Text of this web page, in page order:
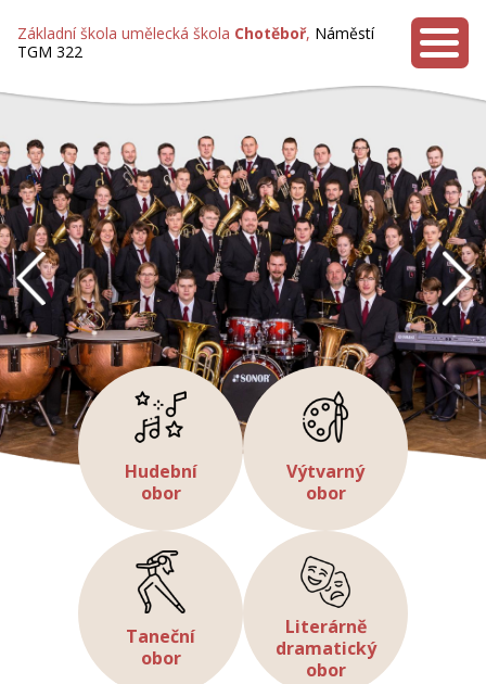
Základní škola umělecká škola Chotěboř, Náměstí
TGM 322
MENU
předchozí
Hudební
obor
Výtvarný
obor
Taneční
obor
Literárně
dramatický
obor